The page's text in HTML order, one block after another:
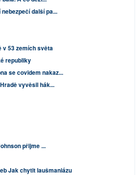
další pa...
v 53 zemích světa
republiky
se covidem nakaz...
vyvěsil hák...
přijme ...
Jak chytit laušmaniázu